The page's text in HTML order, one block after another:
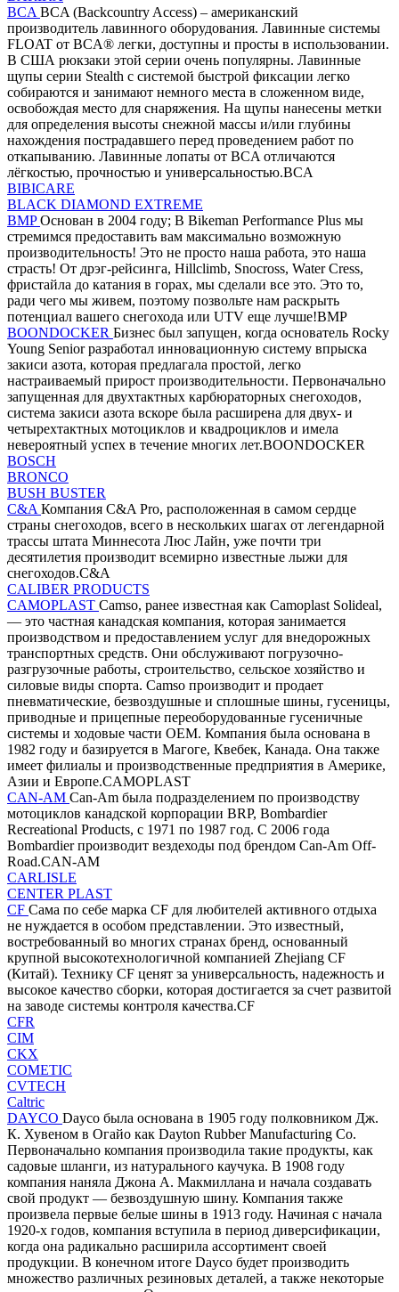
BCA BCA (Backcountry Access) – американский
производитель лавинного оборудования. Лавинные системы
FLOAT от BCA® легки, доступны и просты в использовании.
В США рюкзаки этой серии очень популярны. Лавинные
щупы серии Stealth с системой быстрой фиксации легко
собираются и занимают немного места в сложенном виде,
освобождая место для снаряжения. На щупы нанесены метки
для определения высоты снежной массы и/или глубины
нахождения пострадавшего перед проведением работ по
откапыванию. Лавинные лопаты от BCA отличаются
лёгкостью, прочностью и универсальностью.BCA
BIBICARE
BLACK DIAMOND EXTREME
BMPОснован в 2004 году; В Bikeman Performance Plus мы
стремимся предоставить вам максимально возможную
производительность! Это не просто наша работа, это наша
страсть! От дрэг-рейсинга, Hillclimb, Snocross, Water Cress,
фристайла до катания в горах, мы сделали все это. Это то,
ради чего мы живем, поэтому позвольте нам раскрыть
потенциал вашего снегохода или UTV еще лучше!BMP
BOONDOCKER Бизнес был запущен, когда основатель Rocky
Young Senior разработал инновационную систему впрыска
закиси азота, которая предлагала простой, легко
настраиваемый прирост производительности. Первоначально
запущенная для двухтактных карбюраторных снегоходов,
система закиси азота вскоре была расширена для двух- и
четырехтактных мотоциклов и квадроциклов и имела
невероятный успех в течение многих лет.BOONDOCKER
BOSCH
BRONCO
BUSH BUSTER
C&A Компания C&A Pro, расположенная в самом сердце
страны снегоходов, всего в нескольких шагах от легендарной
трассы штата Миннесота Люс Лайн, уже почти три
десятилетия производит всемирно известные лыжи для
снегоходов.C&A
CALIBER PRODUCTS
CAMOPLAST Camso, ранее известная как Camoplast Solideal,
— это частная канадская компания, которая занимается
производством и предоставлением услуг для внедорожных
транспортных средств. Они обслуживают погрузочно-
разгрузочные работы, строительство, сельское хозяйство и
силовые виды спорта. Camso производит и продает
пневматические, безвоздушные и сплошные шины, гусеницы,
приводные и прицепные переоборудованные гусеничные
системы и ходовые части OEM. Компания была основана в
1982 году и базируется в Магоге, Квебек, Канада. Она также
имеет филиалы и производственные предприятия в Америке,
Азии и Европе.CAMOPLAST
CAN-AM Can-Am была подразделением по производству
мотоциклов канадской корпорации BRP, Bombardier
Recreational Products, с 1971 по 1987 год. С 2006 года
Bombardier производит вездеходы под брендом Can-Am Off-
Road.CAN-AM
CARLISLE
CENTER PLAST
CF Сама по себе марка CF для любителей активного отдыха
не нуждается в особом представлении. Это известный,
востребованный во многих странах бренд, основанный
крупной высокотехнологичной компанией Zhejiang CF
(Китай). Технику CF ценят за универсальность, надежность и
высокое качество сборки, которая достигается за счет развитой
на заводе системы контроля качества.CF
CFR
CIM
CKX
COMETIC
CVTECH
Caltric
DAYCO Dayco была основана в 1905 году полковником Дж.
К. Хувеном в Огайо как Dayton Rubber Manufacturing Co.
Первоначально компания производила такие продукты, как
садовые шланги, из натурального каучука. В 1908 году
компания наняла Джона А. Макмиллана и начала создавать
свой продукт — безвоздушную шину. Компания также
произвела первые белые шины в 1913 году. Начиная с начала
1920-х годов, компания вступила в период диверсификации,
когда она радикально расширила ассортимент своей
продукции. В конечном итоге Dayco будет производить
множество различных резиновых деталей, а также некоторые